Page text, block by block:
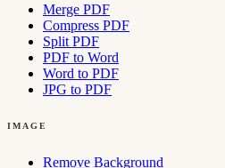
Merge PDF
Compress PDF
Split PDF
PDF to Word
Word to PDF
JPG to PDF
IMAGE
Remove Background